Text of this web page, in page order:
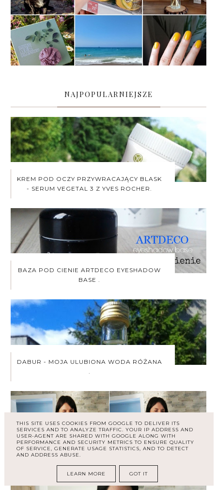
NAJPOPULARNIEJSZE
KREM POD OCZY PRZYWRACAJĄCY BLASK
- SERUM VEGETAL 3 Z YVES ROCHER.
BAZA POD CIENIE ARTDECO EYESHADOW
BASE .
DABUR - MOJA ULUBIONA WODA RÓŻANA
DŁUGI CIEPŁY KARDIGAN ZAFUL.
THIS SITE USES COOKIES FROM GOOGLE TO DELIVER ITS
SERVICES AND TO ANALYZE TRAFFIC. YOUR IP ADDRESS AND
USER-AGENT ARE SHARED WITH GOOGLE ALONG WITH
PERFORMANCE AND SECURITY METRICS TO ENSURE QUALITY
OF SERVICE, GENERATE USAGE STATISTICS, AND TO DETECT
AND ADDRESS ABUSE.
LEARN MORE GOT IT